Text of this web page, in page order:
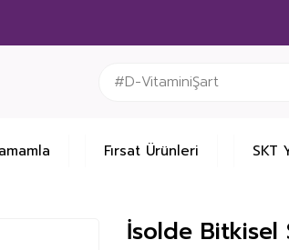
Fırsat Ürünleri SKT
İsolde Bitkisel